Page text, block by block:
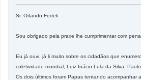
Sr. Orlando Fedeli
Sou obrigado pela praxe lhe cumprimentar com
Eu já ouvi, já li muito sobre os cidadãos que
coletividade mundial; Luiz Inácio Lula da Silva, Paulo
Os dois últimos foram Papas tentando acompanhar